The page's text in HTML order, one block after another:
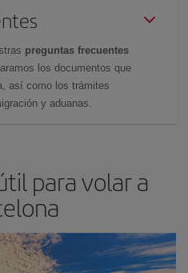
preguntas frecuentes
los documentos que
así como los trámites
y aduanas.
para volar a